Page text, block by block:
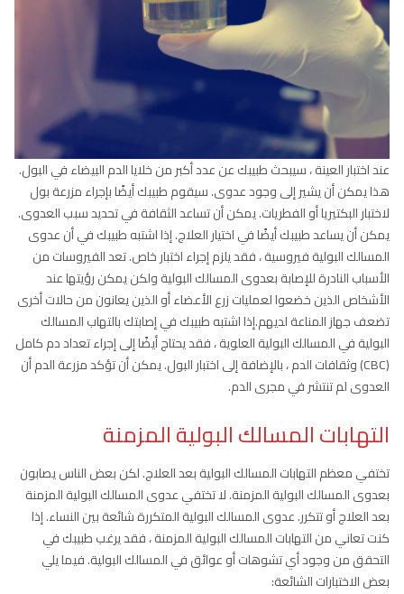
عند اختبار العينة ، سيبحث طبيبك عن عدد أكبر من خلايا الدم البيضاء في البول.
هذا يمكن أن يشير إلى وجود عدوى. سيقوم طبيبك أيضًا بإجراء مزرعة بول
لاختبار البكتيريا أو الفطريات. يمكن أن تساعد الثقافة في تحديد سبب العدوى.
يمكن أن يساعد طبيبك أيضًا في اختيار العلاج. إذا اشتبه طبيبك في أن عدوى
المسالك البولية فيروسية ، فقد يلزم إجراء اختبار خاص. تعد الفيروسات من
الأسباب النادرة للإصابة بعدوى المسالك البولية ولكن يمكن رؤيتها عند
الأشخاص الذين خضعوا لعمليات زرع الأعضاء أو الذين يعانون من حالات أخرى
تضعف جهاز المناعة لديهم.إذا اشتبه طبيبك في إصابتك بالتهاب المسالك
البولية في المسالك البولية العلوية ، فقد يحتاج أيضًا إلى إجراء تعداد دم كامل
(CBC) وثقافات الدم ، بالإضافة إلى اختبار البول. يمكن أن تؤكد مزرعة الدم أن
العدوى لم تنتشر في مجرى الدم.
التهابات المسالك البولية المزمنة
تختفي معظم التهابات المسالك البولية بعد العلاج. لكن بعض الناس يصابون
بعدوى المسالك البولية المزمنة. لا تختفي عدوى المسالك البولية المزمنة
بعد العلاج أو تتكرر. عدوى المسالك البولية المتكررة شائعة بين النساء. إذا
كنت تعاني من التهابات المسالك البولية المزمنة ، فقد يرغب طبيبك في
التحقق من وجود أي تشوهات أو عوائق في المسالك البولية. فيما يلي
بعض الاختبارات الشائعة: